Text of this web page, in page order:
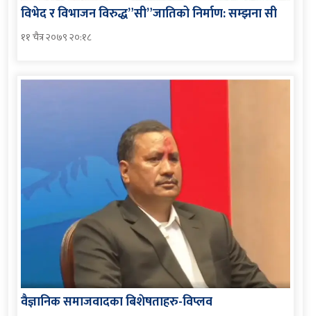
विभेद र विभाजन विरुद्ध”सी”जातिको निर्माण: सम्झना सी
११ चैत्र २०७९ २०:१८
वैज्ञानिक समाजवादका बिशेषताहरु-विप्लव